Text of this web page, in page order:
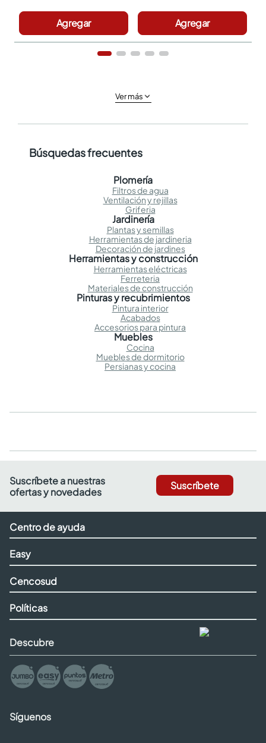
Agregar Agregar
Ver más
Búsquedas frecuentes
Plomería
Filtros de agua
Ventilación y rejillas
Griferia
Jardinería
Plantas y semillas
Herramientas de jardineria
Decoración de jardines
Herramientas y construcción
Herramientas eléctricas
Ferreteria
Materiales de construcción
Pinturas y recubrimientos
Pintura interior
Acabados
Accesorios para pintura
Muebles
Cocina
Muebles de dormitorio
Persianas y cocina
Suscríbete a nuestras
ofertas y novedades
Suscríbete
Centro de ayuda
Easy
Cencosud
Políticas
Descubre
Síguenos